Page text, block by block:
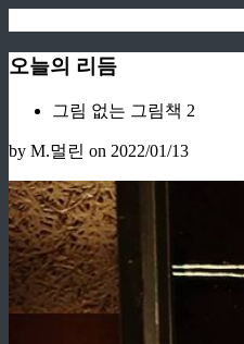
오늘의 리듬
그림 없는 그림책 2
by M.멀린 on 2022/01/13